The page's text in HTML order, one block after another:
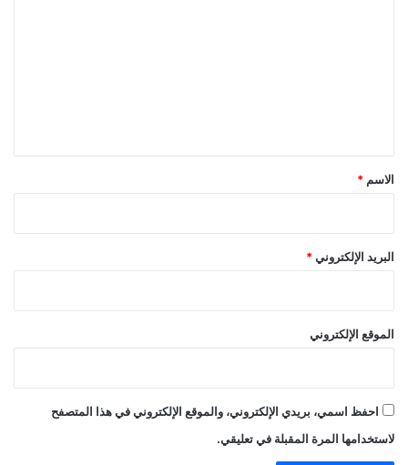
*
الاسم *
البريد الإلكتروني *
الموقع الإلكتروني
احفظ اسمي، بريدي الإلكتروني، والموقع الإلكتروني في هذا المتصفح
لاستخدامها المرة المقبلة في تعليقي.